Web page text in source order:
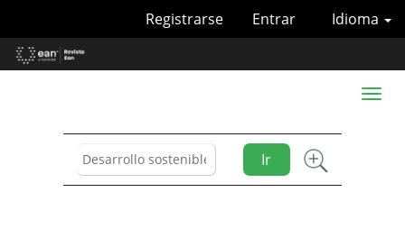
Contenido
principal
Idioma
Registrarse Entrar
Ir
Toggle